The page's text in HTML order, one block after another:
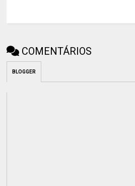
COMENTÁRIOS
BLOGGER